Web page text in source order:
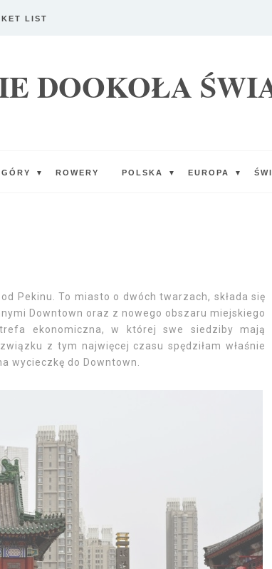
LIST
DOOKOŁA
GÓRY ▼ ROWERY POLSKA ▼ EUROPA ▼
Pekinu. To miasto o dwóch twarzach, składa się
Downtown oraz z nowego obszaru miejskiego
ekonomiczna, w której swe siedziby mają
z tym najwięcej czasu spędziłam właśnie
wycieczkę do Downtown.